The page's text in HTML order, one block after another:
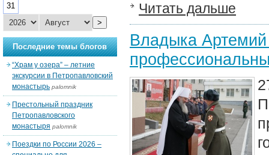
Читать дальше
Владыка Артемий
31
>
Последние темы блогов
“Храм у озера” – летние
экскурсии в Петропавловский
монастырь palomnik
Престольный праздник
Петропавловского
монастыря palomnik
Поездки по России 2026 –